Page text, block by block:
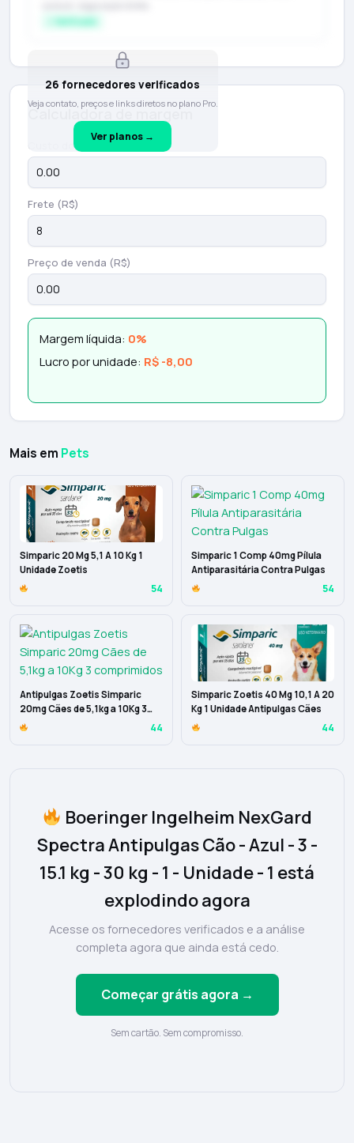
✓ Verificado
26 fornecedores verificados
Veja contato, preços e links diretos no plano Pro.
Ver planos →
Calculadora de margem
Custo do produto (R$)
Frete (R$)
Preço de venda (R$)
Margem líquida: 0%
Lucro por unidade: R$ -8,00
Mais em Pets
Simparic 20 Mg 5,1 A 10 Kg 1
Unidade Zoetis
54
Simparic 1 Comp 40mg Pílula
Antiparasitária Contra Pulgas
54
Antipulgas Zoetis Simparic
20mg Cães de 5,1kg a 10Kg 3
comprimidos
44
Simparic Zoetis 40 Mg 10,1 A 20
Kg 1 Unidade Antipulgas Cães
44
Boeringer Ingelheim NexGard
Spectra Antipulgas Cão - Azul - 3 -
15.1 kg - 30 kg - 1 - Unidade - 1 está
explodindo agora
Acesse os fornecedores verificados e a análise
completa agora que ainda está cedo.
Começar grátis agora →
Sem cartão. Sem compromisso.